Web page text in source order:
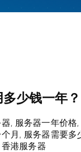
少钱一年？
, 服务器一年价格,
月 , 服务器需要多
香港服务器